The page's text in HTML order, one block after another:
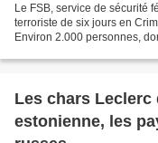
Le FSB, service de sécurité
terroriste de six jours en
Environ 2.000 personnes,
Les chars
estonienne, les